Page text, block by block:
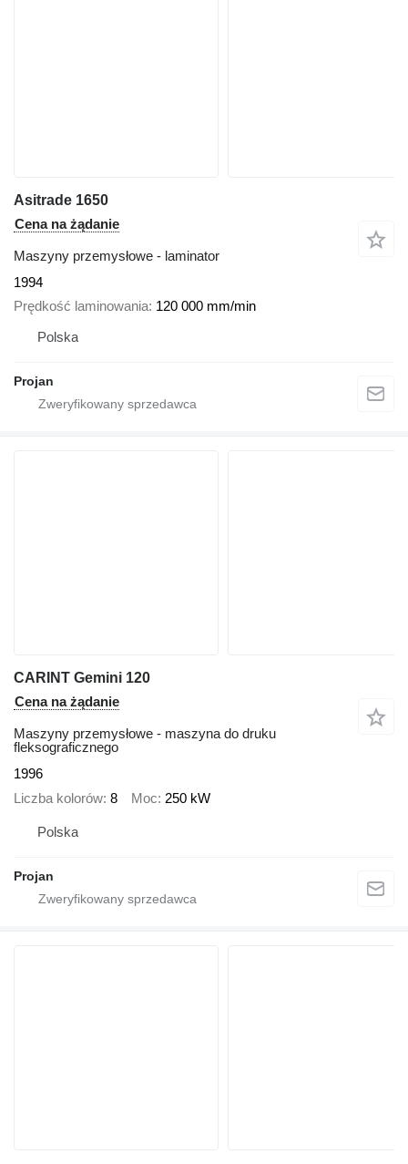
Asitrade 1650
Cena na żądanie
Maszyny przemysłowe - laminator
1994
Prędkość laminowania 120 000 mm/min
Polska
Projan
CARINT Gemini 120
Cena na żądanie
Maszyny przemysłowe - maszyna do druku
fleksograficznego
1996
Liczba kolorów 8 Moc 250 kW
Polska
Projan